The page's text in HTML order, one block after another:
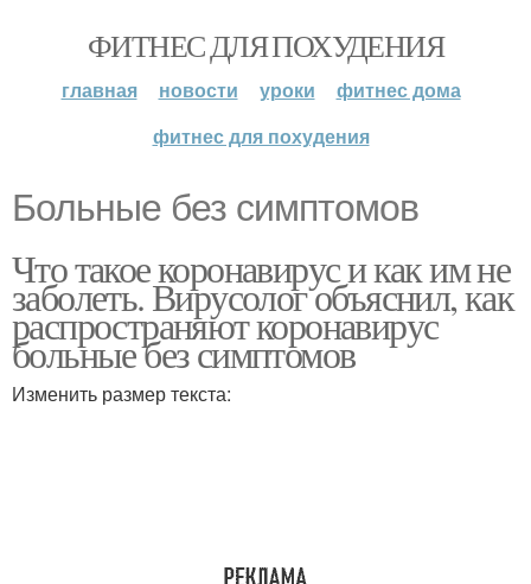
ФИТНЕС ДЛЯ ПОХУДЕНИЯ
главная новости уроки
фитнес дома
фитнес для похудения
Больные без симптомов
Что такое коронавирус и как им не
заболеть. Вирусолог объяснил, как
распространяют коронавирус
больные без симптомов
Изменить размер текста: